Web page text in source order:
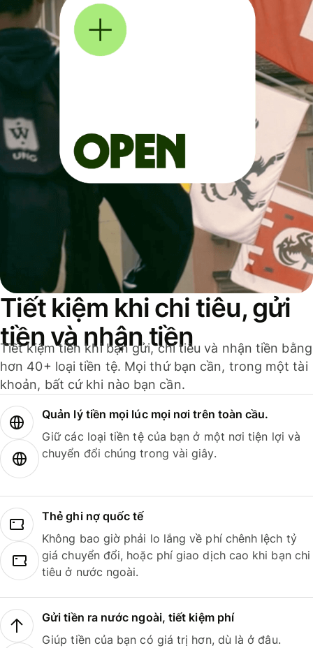
Tiết kiệm khi chi tiêu, gửi
tiền và nhận tiền
Tiết kiệm tiền khi bạn gửi, chi tiêu và nhận tiền bằng
hơn 40+ loại tiền tệ. Mọi thứ bạn cần, trong một tài
khoản, bất cứ khi nào bạn cần.
Quản lý tiền mọi lúc mọi nơi trên toàn cầu.
Giữ các loại tiền tệ của bạn ở một nơi tiện lợi và
chuyển đổi chúng trong vài giây.
Thẻ ghi nợ quốc tế
Không bao giờ phải lo lắng về phí chênh lệch tỷ
giá chuyển đổi, hoặc phí giao dịch cao khi bạn chi
tiêu ở nước ngoài.
Gửi tiền ra nước ngoài, tiết kiệm phí
Giúp tiền của bạn có giá trị hơn, dù là ở đâu.